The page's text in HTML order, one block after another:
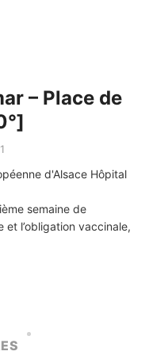
– Place de
d'Alsace Hôpital
semaine de
l’obligation vaccinale,